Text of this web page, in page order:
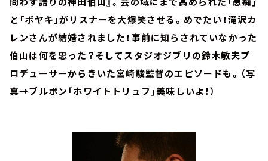
と「ボヤキ」がリスナーを大爆笑させる。めでたい！滝沢カ
レンさんが結婚されました！事前に知らされていなかった
伯山は何を思った？そしてスタジオジブリの鈴木敏夫プ
ロデューサーからきいた宮崎駿監督のエピソードも。（写
真→ブルボン「ホワイトトリュフ」美味しいよ！）